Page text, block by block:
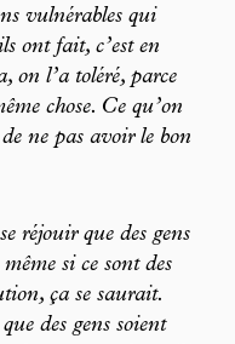
vulnérables qui
ont fait, c’est en
on l’a toléré, parce
chose. Ce qu’on
ne pas avoir le bon
réjouir que des gens
si ce sont des
ça se saurait.
des gens soient